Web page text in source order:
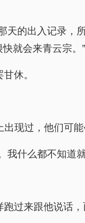
的出入记录，
就会来青云宗。”
休。
现过，他们可
我什么都不知道
过来跟他说话